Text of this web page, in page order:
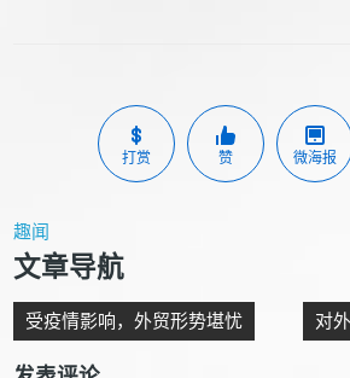
打赏 赞 微海报
趣闻
文章导航
受疫情影响，外贸形势堪忧 对